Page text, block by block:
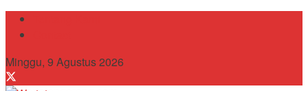
Minggu, 9 Agustus 2026